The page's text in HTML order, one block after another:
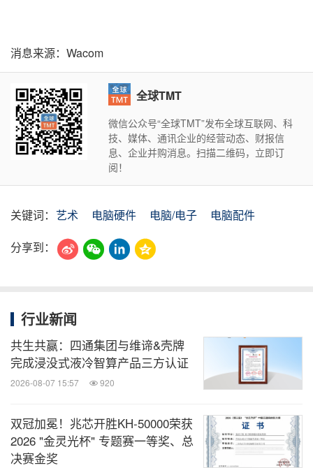
消息来源：Wacom
全球TMT
微信公众号“全球TMT”发布全球互联网、科
技、媒体、通讯企业的经营动态、财报信
息、企业并购消息。扫描二维码，立即订
阅！
关键词： 艺术 电脑硬件 电脑/电子
电脑配件
分享到：
行业新闻
共生共赢：四通集团与维谛&壳牌
完成浸没式液冷智算产品三方认证
2026-08-07 15:57 920
双冠加冕！兆芯开胜KH‑50000荣获
2026 "金灵光杯" 专题赛一等奖、总
决赛金奖